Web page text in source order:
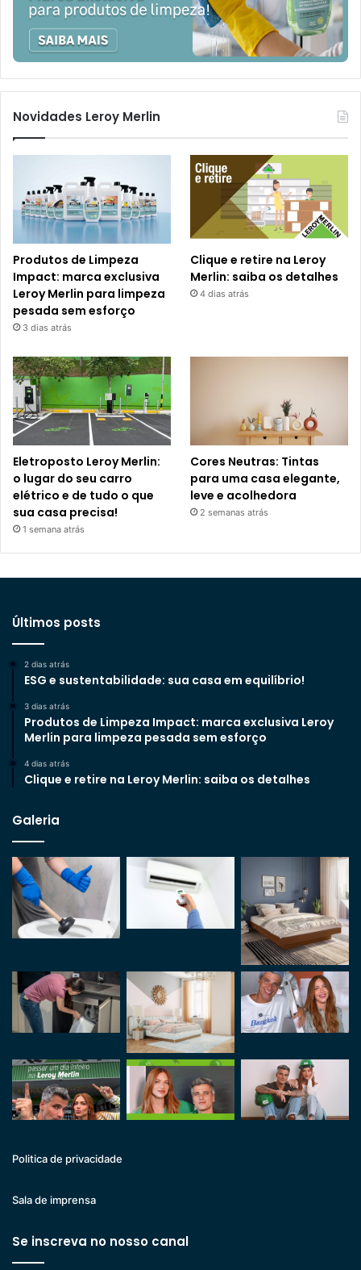
Novidades Leroy Merlin
Produtos de Limpeza
Impact: marca exclusiva
Leroy Merlin para limpeza
pesada sem esforço
3 dias atrás
Clique e retire na Leroy
Merlin: saiba os detalhes
4 dias atrás
Eletroposto Leroy Merlin:
o lugar do seu carro
elétrico e de tudo o que
sua casa precisa!
1 semana atrás
Cores Neutras: Tintas
para uma casa elegante,
leve e acolhedora
2 semanas atrás
Últimos posts
2 dias atrás
ESG e sustentabilidade: sua casa em equilíbrio!
3 dias atrás
Produtos de Limpeza Impact: marca exclusiva Leroy
Merlin para limpeza pesada sem esforço
4 dias atrás
Clique e retire na Leroy Merlin: saiba os detalhes
Galeria
Politica de privacidade
Sala de imprensa
Se inscreva no nosso canal